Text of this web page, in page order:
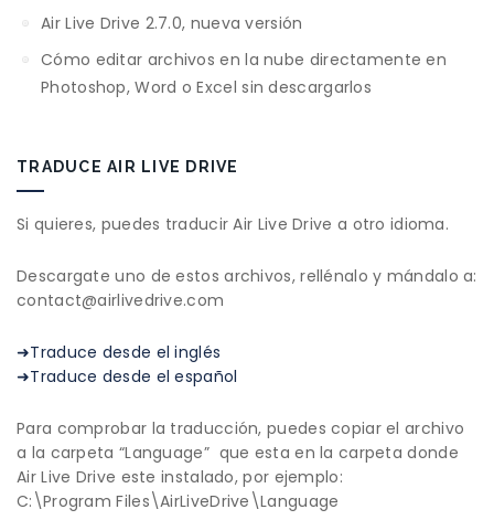
Air Live Drive 2.7.0, nueva versión
Cómo editar archivos en la nube directamente en
Photoshop, Word o Excel sin descargarlos
TRADUCE AIR LIVE DRIVE
Si quieres, puedes traducir Air Live Drive a otro idioma.
Descargate uno de estos archivos, rellénalo y mándalo a:
contact@airlivedrive.com
➜Traduce desde el inglés
➜Traduce desde el español
Para comprobar la traducción, puedes copiar el archivo
a la carpeta “Language” que esta en la carpeta donde
Air Live Drive este instalado, por ejemplo:
C:\Program Files\AirLiveDrive\Language